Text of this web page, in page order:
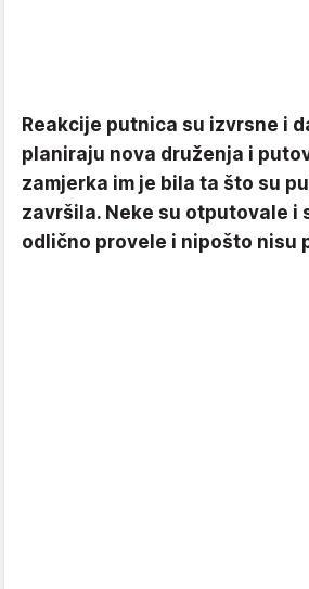
Reakcije putnica su izvrsne i
planiraju nova druženja i
zamjerka im je bila ta što su
završila. Neke su otputovale i
odlično provele i nipošto nisu